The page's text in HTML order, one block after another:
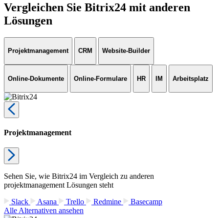
Vergleichen Sie Bitrix24 mit anderen
Lösungen
Projektmanagement CRM Website-Builder
Online-Dokumente Online-Formulare HR IM Arbeitsplatz
Projektmanagement
Sehen Sie, wie Bitrix24 im Vergleich zu anderen
projektmanagement Lösungen steht
Slack
Asana Trello Redmine
Basecamp
Alle Alternativen ansehen